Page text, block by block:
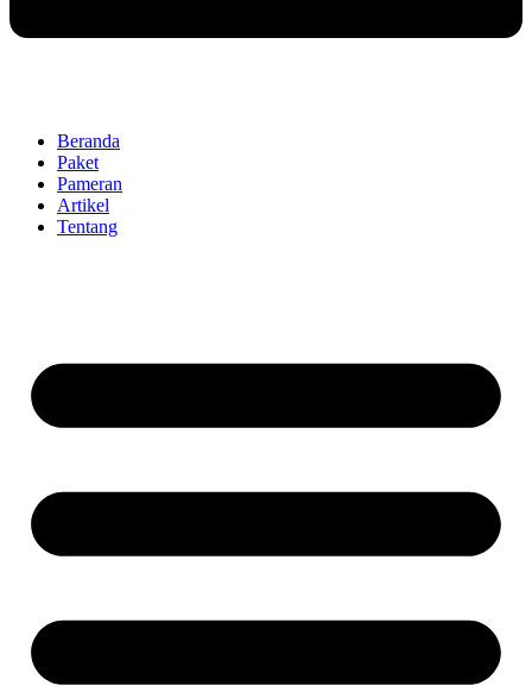
Beranda
Paket
Pameran
Artikel
Tentang